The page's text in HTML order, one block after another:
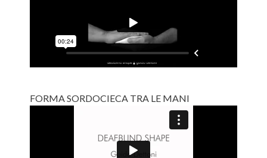
FORMA SORDOCIECA TRA LE MANI